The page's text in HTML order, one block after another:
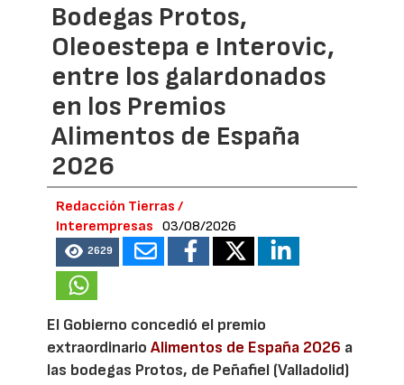
Bodegas Protos,
Oleoestepa e Interovic,
entre los galardonados
en los Premios
Alimentos de España
2026
Redacción Tierras /
Interempresas
03/08/2026
2629
El Gobierno concedió el premio
extraordinarioAlimentos de España 2026 a
las bodegas Protos, de Peñafiel (Valladolid)